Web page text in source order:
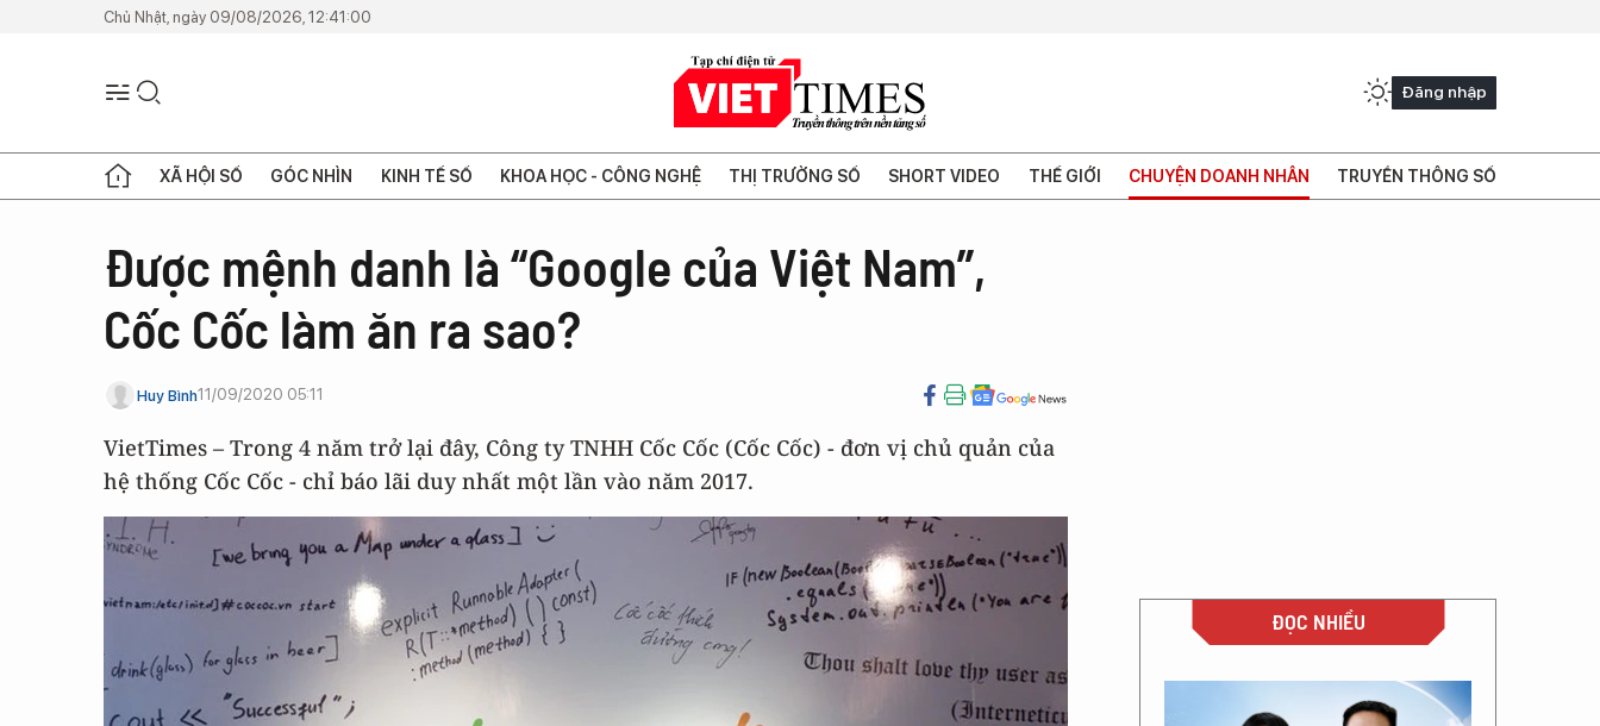
Chủ Nhật, ngày 09/08/2026, 12:41:00
Đăng nhập
XÃ HỘI SỐ GÓC NHÌN KINH TẾ SỐ KHOA HỌC - CÔNG NGHỆ THỊ TRƯỜNG SỐ SHORT VIDEO THẾ GIỚI CHUYỆN DOANH NHÂN TRUYỀN THÔNG SỐ
Được mệnh danh là “Google của Việt Nam”,
Cốc Cốc làm ăn ra sao?
Huy Bình11/09/2020 05:11
VietTimes – Trong 4 năm trở lại đây, Công ty TNHH Cốc Cốc (Cốc Cốc) - đơn vị chủ quản của
hệ thống Cốc Cốc - chỉ báo lãi duy nhất một lần vào năm 2017.
ĐỌC NHIỀU